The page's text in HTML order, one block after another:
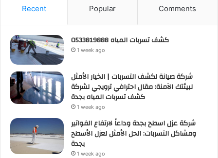
Recent Popular Comments
كشف تسربات المياه 0533819888
1 week ago
شركة صيانة لكشف التسربات | الخيار الأمثل
لبيئتك الآمنة: مقال احترافي ترويجي لشركة
كشف تسربات المياه بجدة
1 week ago
شركة عزل اسطح بجدة وداعاً لارتفاع الفواتير
ومشاكل التسربات: الحل الأمثل لعزل الأسطح
بجدة
1 week ago